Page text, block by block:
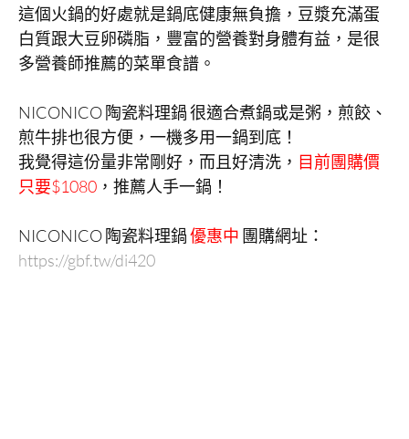
這個火鍋的好處就是鍋底健康無負擔，豆漿充滿蛋
白質跟大豆卵磷脂，豐富的營養對身體有益，是很
多營養師推薦的菜單食譜。
NICONICO 陶瓷料理鍋 很適合煮鍋或是粥，煎餃、
煎牛排也很方便，一機多用一鍋到底！
我覺得這份量非常剛好，而且好清洗， 目前團購價
只要$1080 ，推薦人手一鍋！
NICONICO 陶瓷料理鍋優惠中 團購網址：
https://gbf.tw/di420